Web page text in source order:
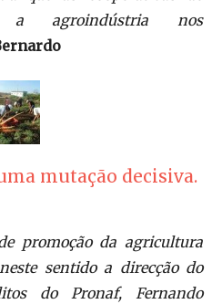
a agroindústria nos
mutação decisiva.
promoção da agricultura
sentido a direcção do
do Pronaf, Fernando